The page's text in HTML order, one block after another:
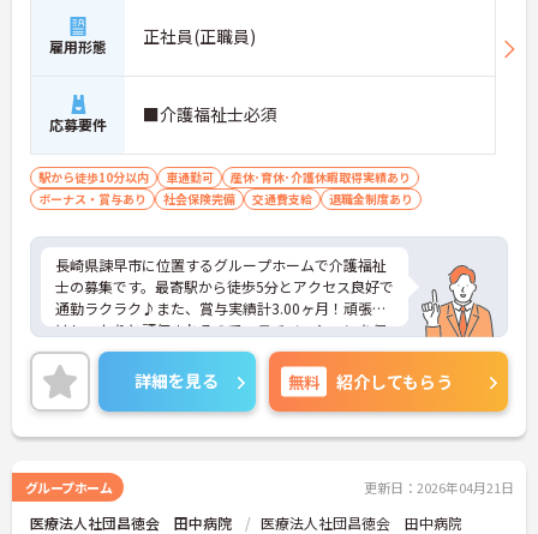
雇用形態 正社員(正職員)
応募要件 ■介護福祉士必須
駅から徒歩10分以内 車通勤可
産休･育休･介護休暇取得実績あり
ボーナス・賞与あり
社会保険完備 交通費支給 退職金制度あり
長崎県諫早市に位置するグループホームで介護福祉
士の募集です。最寄駅から徒歩5分とアクセス良好で
通勤ラクラク♪また、賞与実績計3.00ヶ月！頑張り
はしっかりと評価されるので、モチベーションを保
ってお仕事いただけます◎ご興味のある方はご面接
のポイントお伝えしますのでご気軽にお問い合わせ
ください。
詳細を見る 無料 紹介してもらう
グループホーム 更新日：2026年04月21日
医療法人社団昌徳会 田中病院 医療法人社団昌徳会 田中病院